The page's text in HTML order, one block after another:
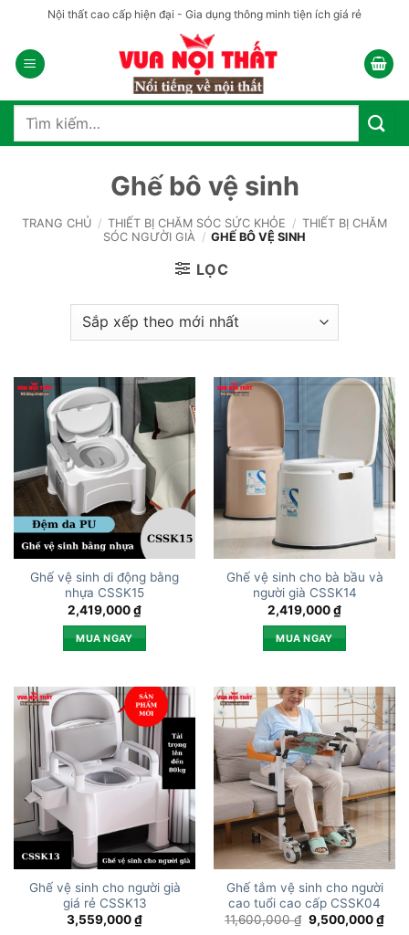
nội
dung
Nội thất cao cấp hiện đại - Gia dụng thông minh tiện ích giá rẻ
Tìm
Ghế bô vệ sinh
TRANG CHỦ / THIẾT BỊ CHĂM SÓC SỨC KHỎE / THIẾT BỊ CHĂM
SÓC NGƯỜI GIÀ / GHẾ BÔ VỆ SINH
LỌC
Ghế vệ sinh di động bằng
nhựa CSSK15
2,419,000₫
MUA NGAY
Ghế vệ sinh cho bà bầu và
người già CSSK14
2,419,000₫
MUA NGAY
Ghế vệ sinh cho người già
giá rẻ CSSK13
3,559,000₫
Ghế tắm vệ sinh cho người
cao tuổi cao cấp CSSK04
11,600,000₫ Giá
gốc
9,500,000₫Giá